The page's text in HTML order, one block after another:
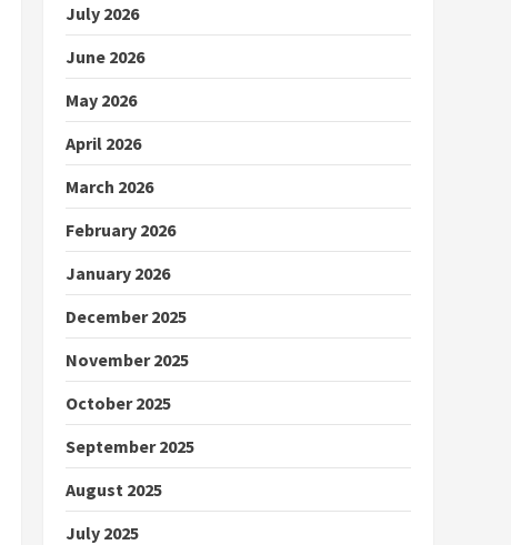
July 2026
June 2026
May 2026
April 2026
March 2026
February 2026
January 2026
December 2025
November 2025
October 2025
September 2025
August 2025
July 2025